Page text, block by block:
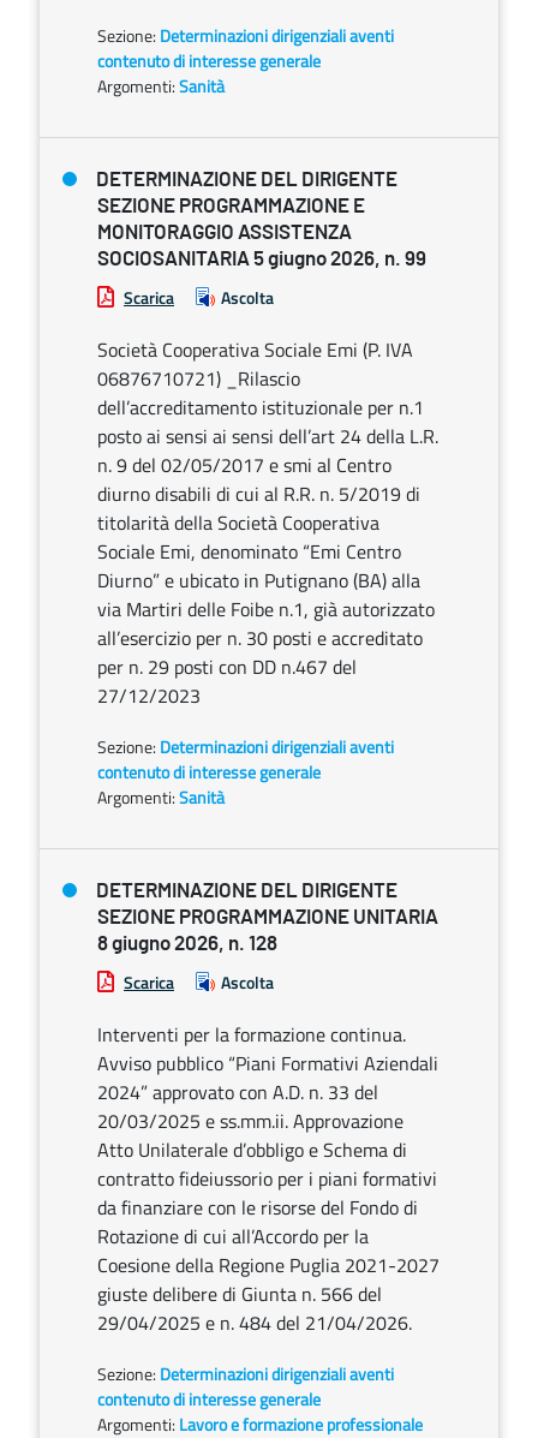
Sezione: Determinazioni dirigenziali aventi
contenuto di interesse generale
Argomenti:Sanità
DETERMINAZIONE DEL DIRIGENTE
SEZIONE PROGRAMMAZIONE E
MONITORAGGIO ASSISTENZA
SOCIOSANITARIA 5 giugno 2026, n. 99
Scarica Ascolta
Società Cooperativa Sociale Emi (P. IVA
06876710721) _Rilascio
dell’accreditamento istituzionale per n.1
posto ai sensi ai sensi dell’art 24 della L.R.
n. 9 del 02/05/2017 e smi al Centro
diurno disabili di cui al R.R. n. 5/2019 di
titolarità della Società Cooperativa
Sociale Emi, denominato “Emi Centro
Diurno” e ubicato in Putignano (BA) alla
via Martiri delle Foibe n.1, già autorizzato
all’esercizio per n. 30 posti e accreditato
per n. 29 posti con DD n.467 del
27/12/2023
Sezione: Determinazioni dirigenziali aventi
contenuto di interesse generale
Argomenti:Sanità
DETERMINAZIONE DEL DIRIGENTE
SEZIONE PROGRAMMAZIONE UNITARIA
8 giugno 2026, n. 128
Scarica Ascolta
Interventi per la formazione continua.
Avviso pubblico “Piani Formativi Aziendali
2024” approvato con A.D. n. 33 del
20/03/2025 e ss.mm.ii. Approvazione
Atto Unilaterale d’obbligo e Schema di
contratto fideiussorio per i piani formativi
da finanziare con le risorse del Fondo di
Rotazione di cui all’Accordo per la
Coesione della Regione Puglia 2021-2027
giuste delibere di Giunta n. 566 del
29/04/2025 e n. 484 del 21/04/2026.
Sezione: Determinazioni dirigenziali aventi
contenuto di interesse generale
Argomenti: Lavoro e formazione professionale